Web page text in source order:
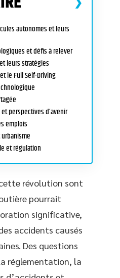
autonomes et leurs
et défis à relever
leurs stratégies
le Full Self-Driving
perspectives d’avenir
emplois
et régulation
révolution sont
pourrait
significative,
accidents causés
Des questions
réglementation, la